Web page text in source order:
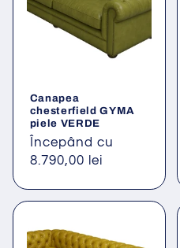
Canapea
chesterfield GYMA
piele VERDE
Preț
obișnuit
Începând cu
8.790,00 lei